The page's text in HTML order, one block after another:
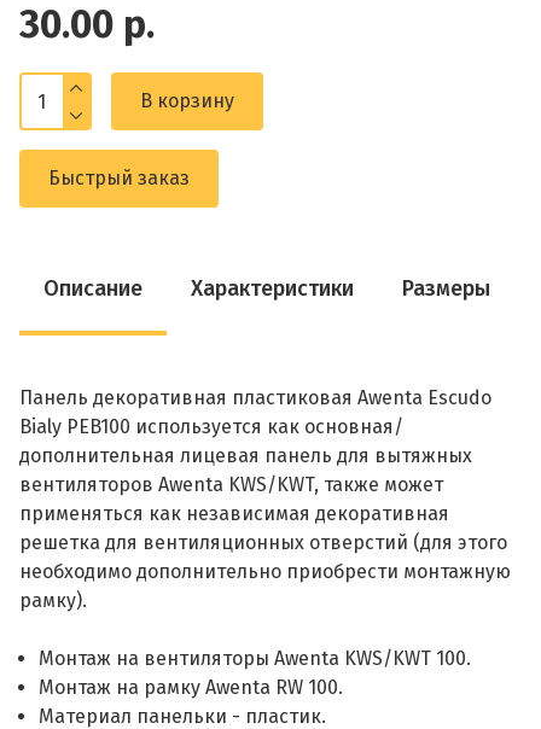
30.00 р.
В корзину
Быстрый заказ
Описание Характеристики Размеры
Панель декоративная пластиковая Awenta Escudo
Bialy PEB100 используется как основная/
дополнительная лицевая панель для вытяжных
вентиляторов Awenta KWS/KWT, также может
применяться как независимая декоративная
решетка для вентиляционных отверстий (для этого
необходимо дополнительно приобрести монтажную
рамку).
Монтаж на вентиляторы Awenta KWS/KWT 100.
Монтаж на рамку Awenta RW 100.
Материал панельки - пластик.